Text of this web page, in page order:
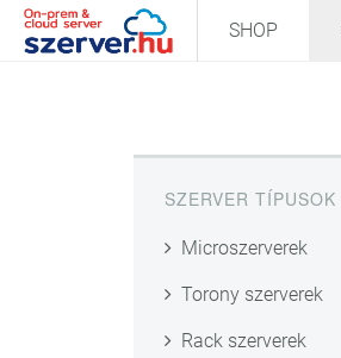
SHOP
SZERVER TÍPUSOK
Microszerverek
Torony szerverek
Rack szerverek